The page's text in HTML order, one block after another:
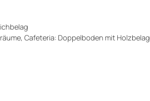
Cafeteria: Doppelboden mit Holzbelag